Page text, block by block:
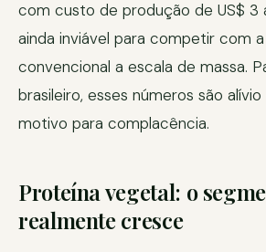
com custo de produção de US$ 3
ainda inviável para competir com
convencional a escala de massa.
brasileiro, esses números são
motivo para complacência.
Proteína vegetal: o
realmente cresce